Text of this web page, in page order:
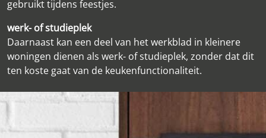
gebruikt tijdens feestjes.
werk- of studieplek
Daarnaast kan een deel van het werkblad in kleinere
woningen dienen als werk- of studieplek, zonder dat dit
ten koste gaat van de keukenfunctionaliteit.